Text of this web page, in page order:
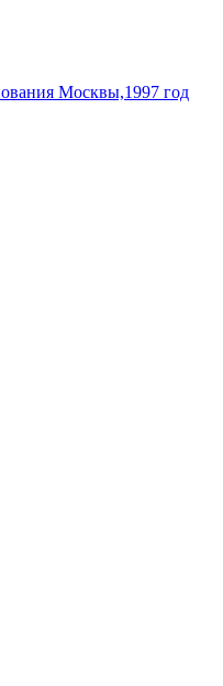
Москвы,1997 год